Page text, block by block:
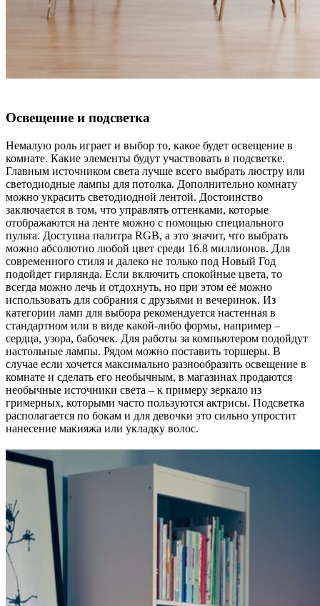
Освещение и подсветка
Немалую роль играет и выбор то, какое будет освещение в
комнате. Какие элементы будут участвовать в подсветке.
Главным источником света лучше всего выбрать люстру или
светодиодные лампы для потолка. Дополнительно комнату
можно украсить светодиодной лентой. Достоинство
заключается в том, что управлять оттенками, которые
отображаются на ленте можно с помощью специального
пульта. Доступна палитра RGB, а это значит, что выбрать
можно абсолютно любой цвет среди 16.8 миллионов. Для
современного стиля и далеко не только под Новый Год
подойдет гирлянда. Если включить спокойные цвета, то
всегда можно лечь и отдохнуть, но при этом её можно
использовать для собрания с друзьями и вечеринок. Из
категории ламп для выбора рекомендуется настенная в
стандартном или в виде какой-либо формы, например –
сердца, узора, бабочек. Для работы за компьютером подойдут
настольные лампы. Рядом можно поставить торшеры. В
случае если хочется максимально разнообразить освещение в
комнате и сделать его необычным, в магазинах продаются
необычные источники света – к примеру зеркало из
гримерных, которыми часто пользуются актрисы. Подсветка
располагается по бокам и для девочки это сильно упростит
нанесение макияжа или укладку волос.